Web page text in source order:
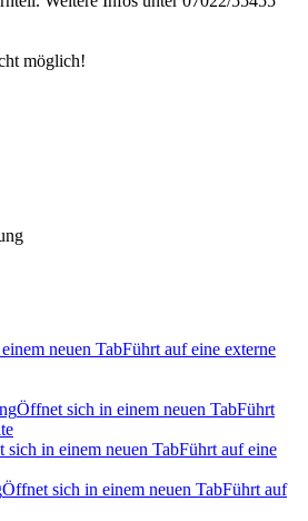
möglich!
neuen TabFührt auf eine externe
Öffnet sich in einem neuen TabFührt
sich in einem neuen TabFührt auf eine
Öffnet sich in einem neuen TabFührt auf